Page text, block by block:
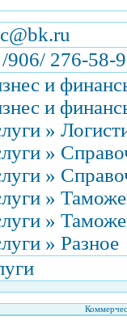
906/ 276-58-
и
и
»
»
»
»
»
» Разное